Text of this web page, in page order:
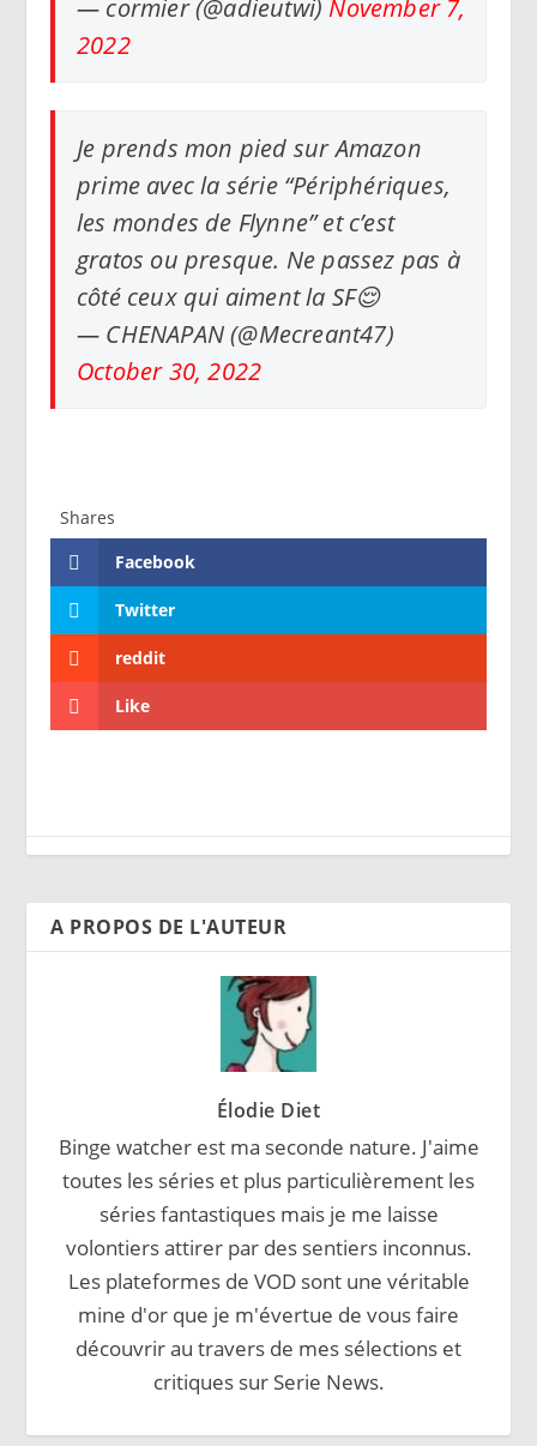
— cormier (@adieutwi) November 7,
2022
Je prends mon pied sur Amazon
prime avec la série “Périphériques,
les mondes de Flynne” et c’est
gratos ou presque. Ne passez pas à
côté ceux qui aiment la SF😌
— CHENAPAN (@Mecreant47)
October 30, 2022
Shares
Facebook
Twitter
reddit
Like
A PROPOS DE L'AUTEUR
Élodie Diet
Binge watcher est ma seconde nature. J'aime
toutes les séries et plus particulièrement les
séries fantastiques mais je me laisse
volontiers attirer par des sentiers inconnus.
Les plateformes de VOD sont une véritable
mine d'or que je m'évertue de vous faire
découvrir au travers de mes sélections et
critiques sur Serie News.